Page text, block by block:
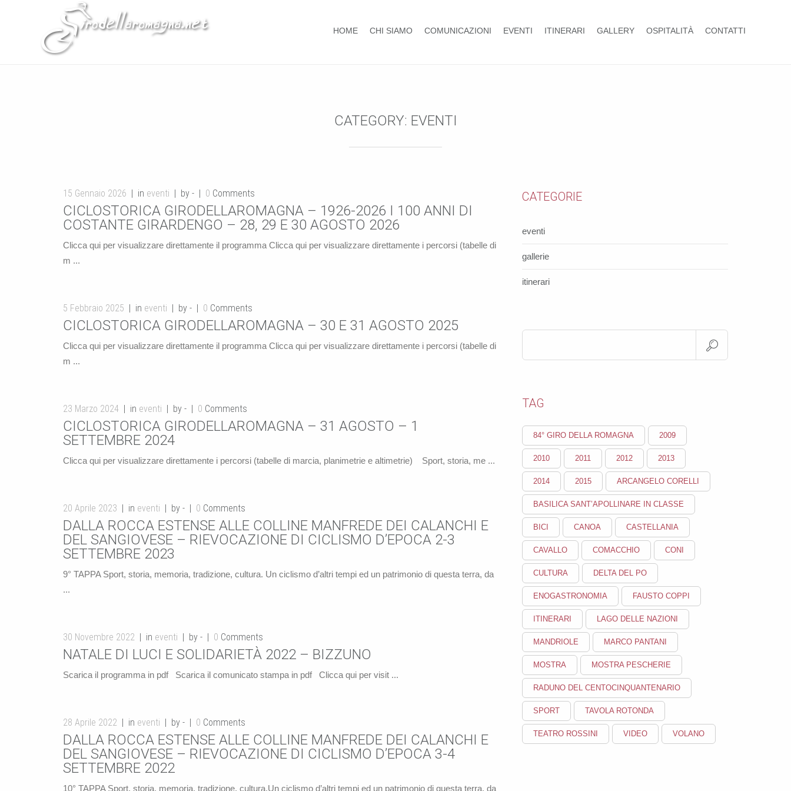
HOME CHI SIAMO COMUNICAZIONI EVENTI ITINERARI GALLERY OSPITALITÀ CONTATTI
CATEGORY: EVENTI
15 Gennaio 2026 in eventi by - 0 Comments
CICLOSTORICA GIRODELLAROMAGNA – 1926-2026 I 100 ANNI DI
COSTANTE GIRARDENGO – 28, 29 E 30 AGOSTO 2026
Clicca qui per visualizzare direttamente il programma Clicca qui per visualizzare direttamente i percorsi (tabelle di
m ...
5 Febbraio 2025 in eventi by - 0 Comments
CICLOSTORICA GIRODELLAROMAGNA – 30 E 31 AGOSTO 2025
Clicca qui per visualizzare direttamente il programma Clicca qui per visualizzare direttamente i percorsi (tabelle di
m ...
23 Marzo 2024 in eventi by - 0 Comments
CICLOSTORICA GIRODELLAROMAGNA – 31 AGOSTO – 1
SETTEMBRE 2024
Clicca qui per visualizzare direttamente i percorsi (tabelle di marcia, planimetrie e altimetrie) Sport, storia, me ...
20 Aprile 2023 in eventi by - 0 Comments
DALLA ROCCA ESTENSE ALLE COLLINE MANFREDE DEI CALANCHI E
DEL SANGIOVESE – RIEVOCAZIONE DI CICLISMO D’EPOCA 2-3
SETTEMBRE 2023
9° TAPPA Sport, storia, memoria, tradizione, cultura. Un ciclismo d’altri tempi ed un patrimonio di questa terra, da
...
30 Novembre 2022 in eventi by - 0 Comments
NATALE DI LUCI E SOLIDARIETÀ 2022 – BIZZUNO
Scarica il programma in pdf Scarica il comunicato stampa in pdf Clicca qui per visit ...
28 Aprile 2022 in eventi by - 0 Comments
DALLA ROCCA ESTENSE ALLE COLLINE MANFREDE DEI CALANCHI E
DEL SANGIOVESE – RIEVOCAZIONE DI CICLISMO D’EPOCA 3-4
SETTEMBRE 2022
10° TAPPA Sport, storia, memoria, tradizione, cultura.Un ciclismo d’altri tempi ed un patrimonio di questa terra, da
CATEGORIE
eventi
gallerie
itinerari
TAG
84° GIRO DELLA ROMAGNA 2009
2010 2011 2012 2013
2014 2015 ARCANGELO CORELLI
BASILICA SANT’APOLLINARE IN CLASSE
BICI CANOA CASTELLANIA
CAVALLO COMACCHIO CONI
CULTURA DELTA DEL PO
ENOGASTRONOMIA FAUSTO COPPI
ITINERARI LAGO DELLE NAZIONI
MANDRIOLE MARCO PANTANI
MOSTRA MOSTRA PESCHERIE
RADUNO DEL CENTOCINQUANTENARIO
SPORT TAVOLA ROTONDA
TEATRO ROSSINI VIDEO VOLANO